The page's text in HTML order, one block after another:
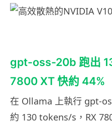
gpt-oss-20b 跑出
7800 XT 快約 44%
在 Ollama 上執行 gpt-
約 130 tokens/s，RX